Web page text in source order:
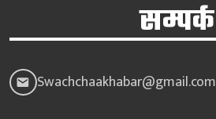
सम्पर्क
Swachchaakhabar@gmail.com